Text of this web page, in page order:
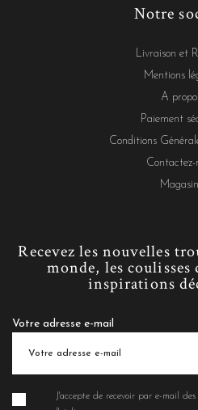
Notre
Livraison et
Mentions
A
Paiement
Conditions
Contactez-
Recevez les nouvelles
monde, les coulisses
inspirations
Votre adresse e-mail
J'accepte de recevoir par e-mail